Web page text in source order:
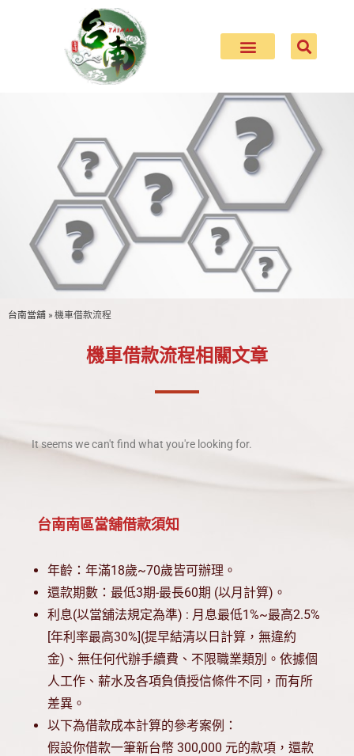
當舖借款常
見問題
台南當舖 » 機車借款流程
機車借款流程相關文章
It seems we can't find what you're looking for.
台南南區當舖借款須知
年齡：年滿18歲~70歲皆可辦理。
還款期數：最低3期-最長60期 (以月計算)。
利息(以當舖法規定為準) : 月息最低1%~最高2.5%
[年利率最高30%](提早結清以日計算，無違約
金)、無任何代辦手續費、不限職業類別。依據個
人工作、薪水及各項負債授信條件不同，而有所
差異。
以下為借款成本計算的參考案例：
假設你借款一筆新台幣 300,000 元的款項，還款